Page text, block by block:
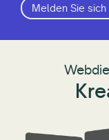
Melden Sie sich